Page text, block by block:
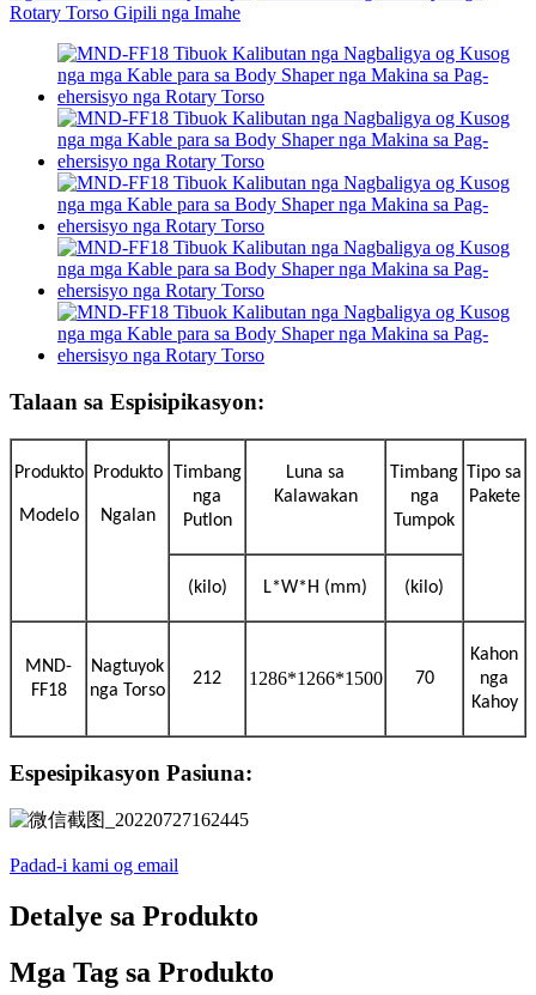
Talaan sa Espisipikasyon:
Produkto
Modelo
Produkto
Ngalan
Timbang
nga
Putlon
Luna sa
Kalawakan
Timbang
nga
Tumpok
Tipo sa
Pakete
(kilo) L*W*H (mm) (kilo)
MND-
FF18
Nagtuyok
nga Torso
212 1286*1266*1500 70
Kahon
nga
Kahoy
Espesipikasyon Pasiuna:
Padad-i kami og email
Detalye sa Produkto
Mga Tag sa Produkto